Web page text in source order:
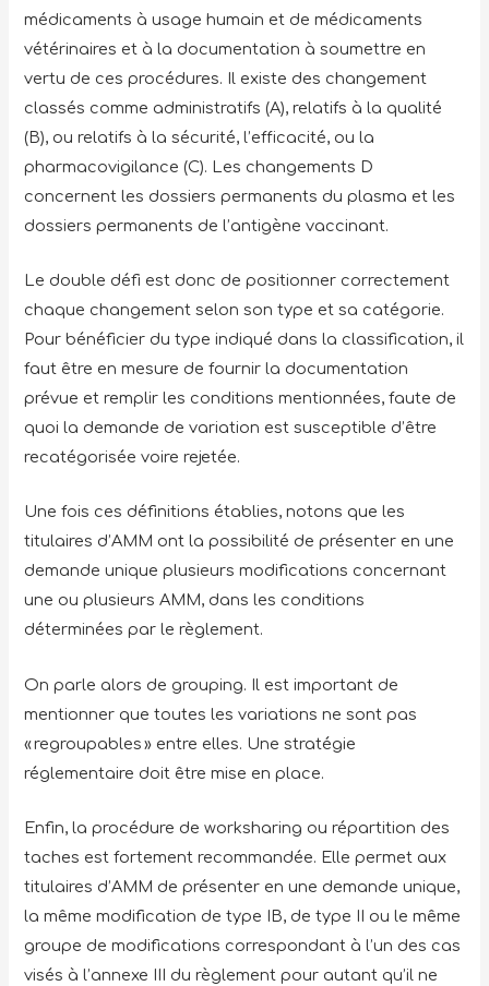
médicaments à usage humain et de médicaments
vétérinaires et à la documentation à soumettre en
vertu de ces procédures. Il existe des changement
classés comme administratifs (A), relatifs à la qualité
(B), ou relatifs à la sécurité, l’efficacité, ou la
pharmacovigilance (C). Les changements D
concernent les dossiers permanents du plasma et les
dossiers permanents de l’antigène vaccinant.
Le double défi est donc de positionner correctement
chaque changement selon son type et sa catégorie.
Pour bénéficier du type indiqué dans la classification, il
faut être en mesure de fournir la documentation
prévue et remplir les conditions mentionnées, faute de
quoi la demande de variation est susceptible d’être
recatégorisée voire rejetée.
Une fois ces définitions établies, notons que les
titulaires d’AMM ont la possibilité de présenter en une
demande unique plusieurs modifications concernant
une ou plusieurs AMM, dans les conditions
déterminées par le règlement.
On parle alors de grouping. Il est important de
mentionner que toutes les variations ne sont pas
« regroupables » entre elles. Une stratégie
réglementaire doit être mise en place.
Enfin, la procédure de worksharing ou répartition des
taches est fortement recommandée. Elle permet aux
titulaires d’AMM de présenter en une demande unique,
la même modification de type IB, de type II ou le même
groupe de modifications correspondant à l’un des cas
visés à l’annexe III du règlement pour autant qu’il ne